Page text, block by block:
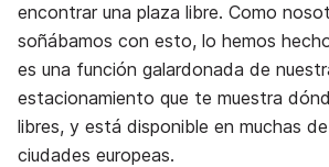
encontrar una plaza libre. Como
soñábamos con esto, lo hemos
es una función galardonada de
estacionamiento que te muestra
libres, y está disponible en muchas
ciudades europeas.